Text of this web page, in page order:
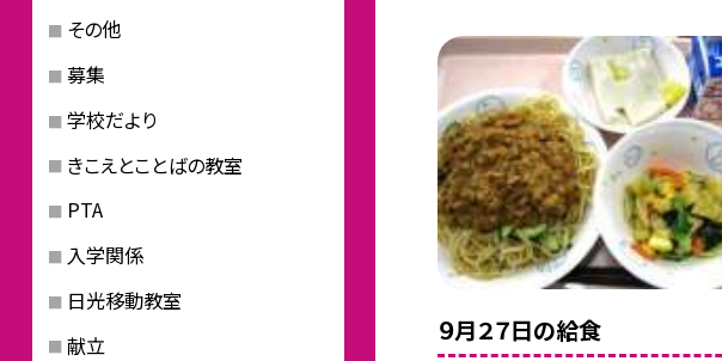
９月２７日の給食
その他
募集
学校だより
きこえとことばの教室
PTA
入学関係
日光移動教室
献立